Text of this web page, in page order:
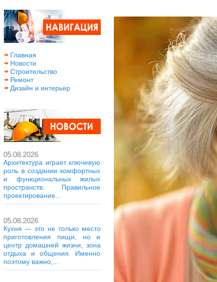
Главная
Новости
Строительство
Ремонт
Дизайн и интерьер
05.08.2026
Архитектура играет ключевую
роль в создании комфортных
и функциональных жилых
пространств. Правильное
проектирование...
05.08.2026
Кухня — это не только место
приготовления пищи, но и
центр домашней жизни, зона
отдыха и общения. Именно
поэтому важно,...